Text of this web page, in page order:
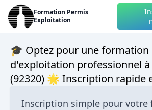
Formation Permis
Exploitation
🎓 Optez pour une formation
d'exploitation professionnel
(92320) 🌟 Inscription rapide
Inscription simple pour votre